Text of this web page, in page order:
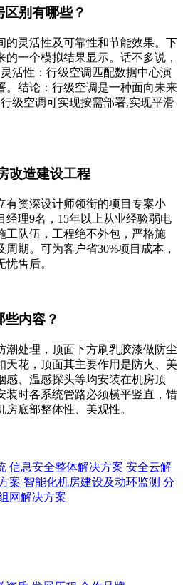
别有哪些？
的灵活性及可靠性和节能效果。下
一个模拟结果显示。话不多说，
活性：行级空调匹配数据中心演
。结论：行级空调是一种面向未来
级空调可实现按需部署,实现平滑
改造建设工程
有资深设计师领衔的项目专案小
经理9名，15年以上从业经验弱电
工队伍，工程绝不外包，严格施
期。可为客户省30%项目成本，
售后。
内容？
潮处理，顶面下方刷乳胶漆做防尘
天花，顶面其主要作用是防火、美
感、温感探头等均安装在机房顶
装时各系统管路必须横平竖直，错
底部整体性、美观性。
信息安全整体解决方案 安全云解
案 智能化机房建设及动环监测 分
网解决方案